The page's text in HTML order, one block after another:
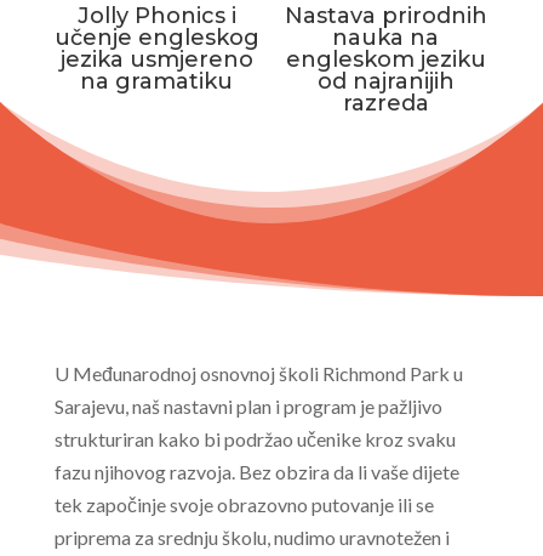
Jolly Phonics i
učenje engleskog
jezika usmjereno
na gramatiku
Nastava prirodnih
nauka na
engleskom jeziku
od najranijih
razreda
U Međunarodnoj osnovnoj školi Richmond Park u
Sarajevu, naš nastavni plan i program je pažljivo
strukturiran kako bi podržao učenike kroz svaku
fazu njihovog razvoja. Bez obzira da li vaše dijete
tek započinje svoje obrazovno putovanje ili se
priprema za srednju školu, nudimo uravnotežen i